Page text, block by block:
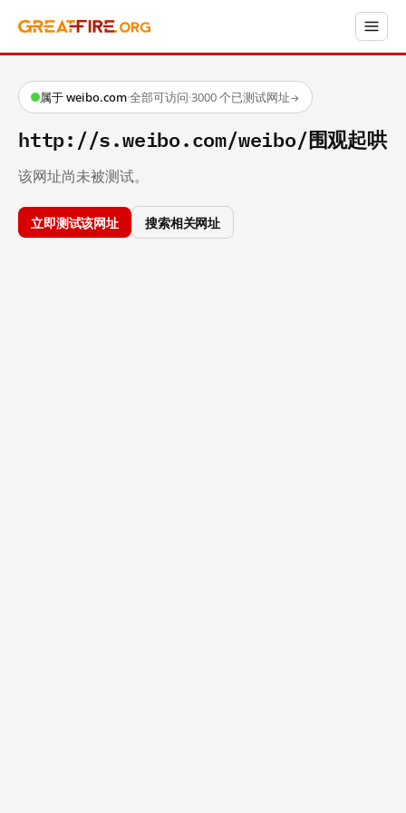
属于 weibo.com·全部可访问·3000 个已测试网址→
http://s.weibo.com/weibo/围观起哄
该网址尚未被测试。
立即测试该网址 搜索相关网址